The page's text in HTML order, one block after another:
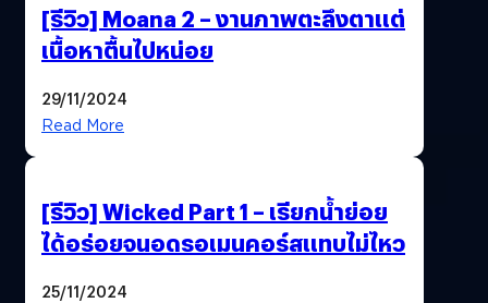
[รีวิว] Moana 2 – งานภาพตะลึงตาแต่
เนื้อหาตื้นไปหน่อย
29/11/2024
Read More
[รีวิว] Wicked Part 1 – เรียกน้ำย่อย
ได้อร่อยจนอดรอเมนคอร์สแทบไม่ไหว
25/11/2024